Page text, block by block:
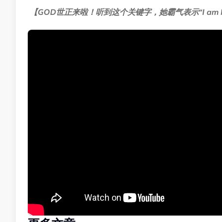
【GOD世正来啦！听到这个关键字，她霸气表示“I am